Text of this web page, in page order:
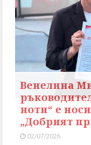
Венелина
ноти“ е
„Добрият
02/07/2026